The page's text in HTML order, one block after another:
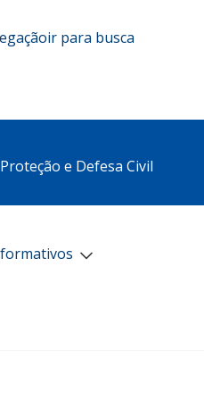
ir para busca
e Defesa Civil